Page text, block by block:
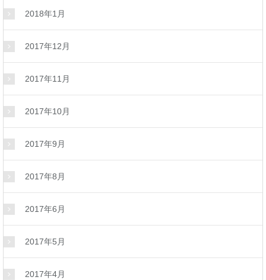
2018年1月
2017年12月
2017年11月
2017年10月
2017年9月
2017年8月
2017年6月
2017年5月
2017年4月